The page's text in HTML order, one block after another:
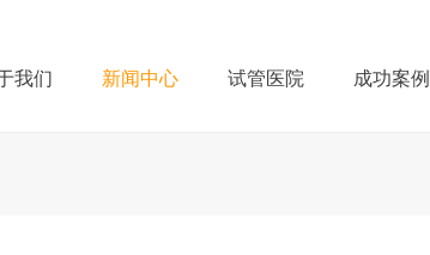
我们 新闻中心 试管医院 成功案例